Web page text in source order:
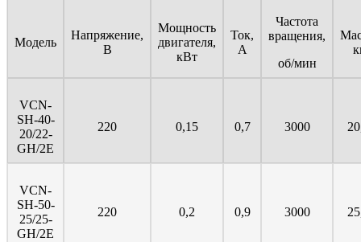
Модель
Напряжение,
В
Мощность
двигателя,
кВт
Ток,
А
Частота
вращения,
об/мин
VCN-
SH-40-
20/22-
GH/2E
220 0,15 0,7 3000
VCN-
SH-50-
25/25-
GH/2E
220 0,2 0,9 3000